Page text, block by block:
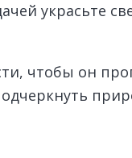
украсьте
чтобы он